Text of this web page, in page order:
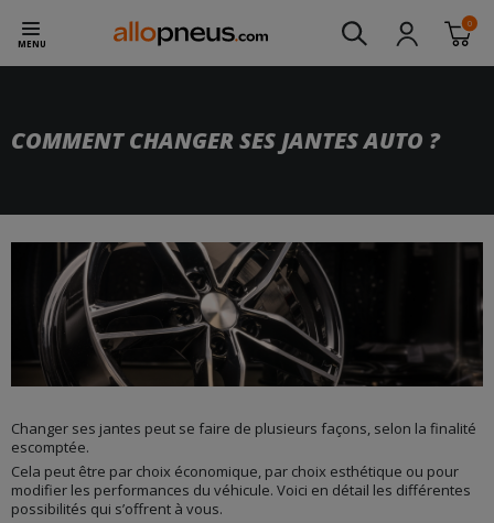
MENU
0
COMMENT CHANGER SES JANTES AUTO ?
Changer ses jantes peut se faire de plusieurs façons, selon la finalité
escomptée.
Cela peut être par choix économique, par choix esthétique ou pour
modifier les performances du véhicule. Voici en détail les différentes
possibilités qui s’offrent à vous.